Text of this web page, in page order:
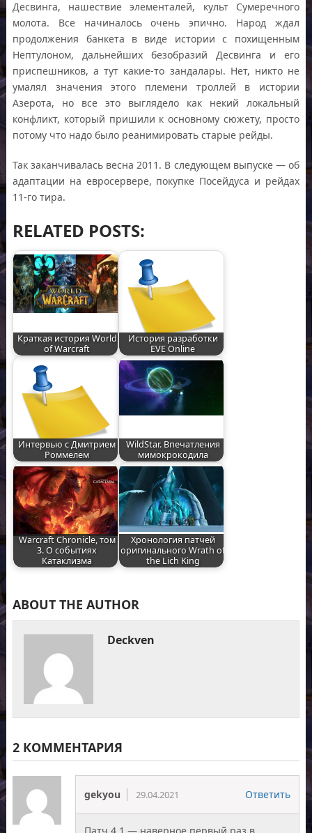
Десвинга, нашествие элементалей, культ Сумеречного
молота. Все начиналось очень эпично. Народ ждал
продолжения банкета в виде истории с похищенным
Нептулоном, дальнейших безобразий Десвинга и его
приспешников, а тут какие-то зандалары. Нет, никто не
умалял значения этого племени троллей в истории
Азерота, но все это выглядело как некий локальный
конфликт, который пришили к основному сюжету, просто
потому что надо было реанимировать старые рейды.
Так заканчивалась весна 2011. В следующем выпуске — об
адаптации на евросервере, покупке Посейдуса и рейдах
11-го тира.
RELATED POSTS:
Краткая история World
of Warcraft
История разработки
EVE Online
Интервью с Дмитрием
Роммелем
WildStar. Впечатления
мимокрокодила
Warcraft Chronicle, том
3. О событиях
Катаклизма
Хронология патчей
оригинального Wrath of
the Lich King
ABOUT THE AUTHOR
Deckven
2 КОММЕНТАРИЯ
gekyou 29.04.2021 Ответить